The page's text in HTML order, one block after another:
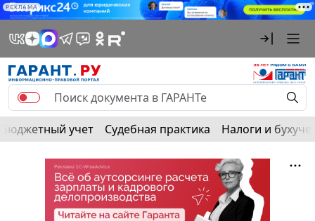
РЕКЛАМА
Бюджетный учет Судебная практика Налоги и